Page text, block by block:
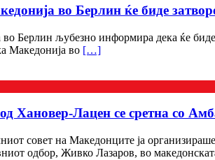
во Берлин ќе биде
Берлин љубезно информира дека ќе
Македонија во […]
Хановер-Лацен се сретна со
совет на Македонците ја
одбор, Живко Лазаров, во